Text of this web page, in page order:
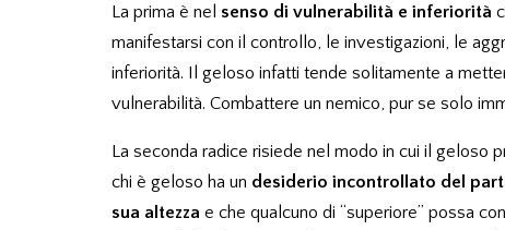
La prima è nel senso di vulnerabilità e inferiorità
manifestarsi con il controllo, le investigazioni, le
inferiorità. Il geloso infatti tende solitamente a
vulnerabilità. Combattere un nemico, pur se solo
La seconda radice risiede nel modo in cui il geloso
chi è geloso ha un desiderio incontrollato del
sua altezza e che qualcuno di “superiore” possa